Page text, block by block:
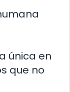
única en
que no